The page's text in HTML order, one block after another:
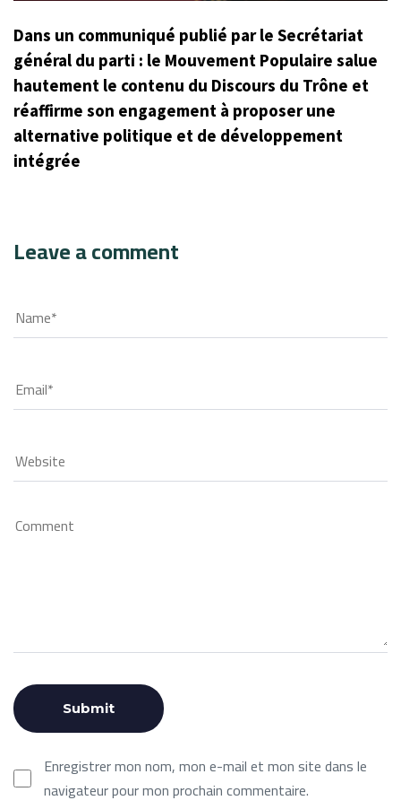
Dans un communiqué publié par le Secrétariat
général du parti : le Mouvement Populaire salue
hautement le contenu du Discours du Trône et
réaffirme son engagement à proposer une
alternative politique et de développement
intégrée
Leave a comment
Enregistrer mon nom, mon e-mail et mon site dans le
navigateur pour mon prochain commentaire.